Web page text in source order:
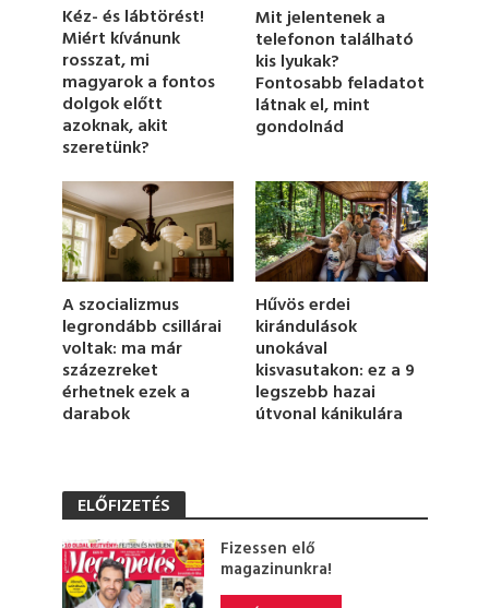
m
i
n
u
t
e
,
1
s
e
c
o
n
d
s
Kéz- és lábtörést!
Miért kívánunk
rosszat, mi
magyarok a fontos
dolgok előtt
azoknak, akit
szeretünk?
Mit jelentenek a
telefonon található
kis lyukak?
Fontosabb feladatot
látnak el, mint
gondolnád
A szocializmus
legrondább csillárai
voltak: ma már
százezreket
érhetnek ezek a
darabok
Hűvös erdei
kirándulások
unokával
kisvasutakon: ez a 9
legszebb hazai
útvonal kánikulára
ELŐFIZETÉS
Fizessen elő
magazinunkra!